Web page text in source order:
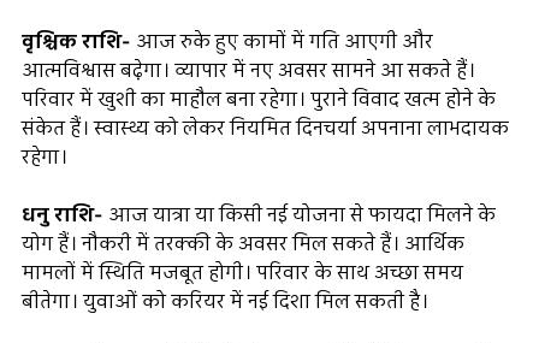
वृश्चिक राशि- आज रुके हुए कामों में गति आएगी और
आत्मविश्वास बढ़ेगा। व्यापार में नए अवसर सामने आ सकते हैं।
परिवार में खुशी का माहौल बना रहेगा। पुराने विवाद खत्म होने के
संकेत हैं। स्वास्थ्य को लेकर नियमित दिनचर्या अपनाना लाभदायक
रहेगा।
धनु राशि- आज यात्रा या किसी नई योजना से फायदा मिलने के
योग हैं। नौकरी में तरक्की के अवसर मिल सकते हैं। आर्थिक
मामलों में स्थिति मजबूत होगी। परिवार के साथ अच्छा समय
बीतेगा। युवाओं को करियर में नई दिशा मिल सकती है।